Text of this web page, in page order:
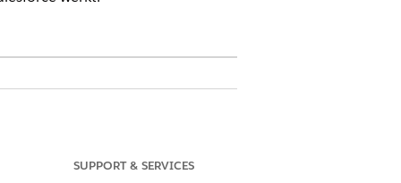
Leer hoe de vijf belangrijkste
SUPPORT & SERVICES